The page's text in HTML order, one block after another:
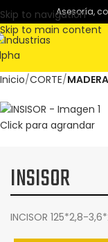
Skip to navigation
Skip to main content
Asesoría,
Inicio CORTE
Click para agrandar
INSISOR
INCISOR 125*2,8-